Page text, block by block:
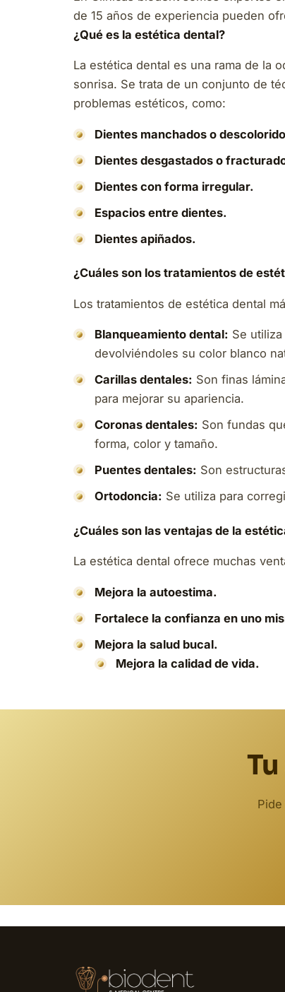
de 15 años de experiencia pueden
¿Qué es la estética dental?
La estética dental es una rama de la
sonrisa. Se trata de un conjunto de
problemas estéticos, como:
Dientes manchados o
Dientes desgastados o
Dientes con forma irregular.
Espacios entre dientes.
Dientes apiñados.
¿Cuáles son los tratamientos de
Los tratamientos de estética dental
Blanqueamiento dental: Se
devolviéndoles su color blanco
Carillas dentales: Son finas
para mejorar su apariencia.
Coronas dentales: Son fundas
forma, color y tamaño.
Puentes dentales: Son
Ortodoncia: Se utiliza para
¿Cuáles son las ventajas de la
La estética dental ofrece muchas
Mejora la autoestima.
Fortalece la confianza en uno
Mejora la salud bucal.
Mejora la calidad de vida.